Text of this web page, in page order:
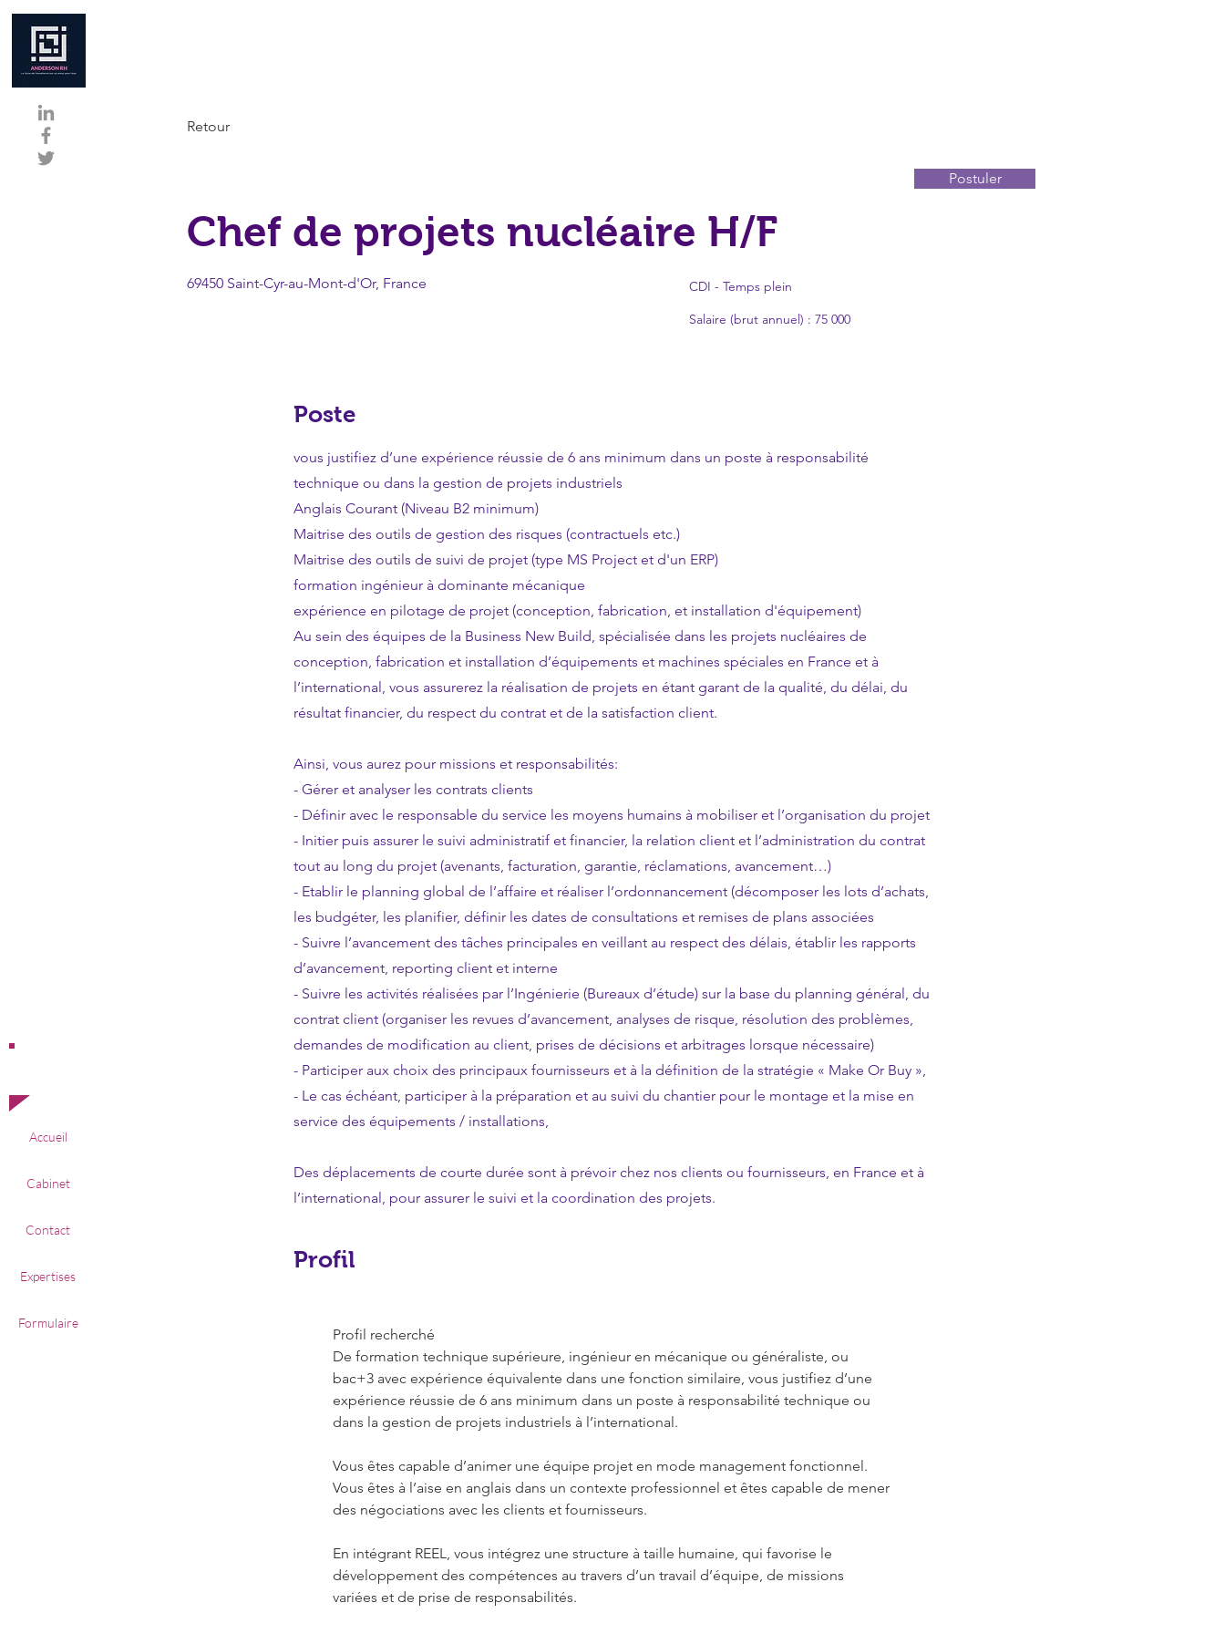
Accueil
Cabinet
Contact
Expertises
Formulaire
Retour
Chef de projets nucléaire H/F
69450 Saint-Cyr-au-Mont-d'Or, France CDI - Temps plein
Postuler
Salaire (brut annuel) : 75 000
Poste
vous justifiez d’une expérience réussie de 6 ans minimum dans un poste à responsabilité
technique ou dans la gestion de projets industriels
Anglais Courant (Niveau B2 minimum)
Maitrise des outils de gestion des risques (contractuels etc.)
Maitrise des outils de suivi de projet (type MS Project et d'un ERP)
formation ingénieur à dominante mécanique
expérience en pilotage de projet (conception, fabrication, et installation d'équipement)
Au sein des équipes de la Business New Build, spécialisée dans les projets nucléaires de
conception, fabrication et installation d’équipements et machines spéciales en France et à
l’international, vous assurerez la réalisation de projets en étant garant de la qualité, du délai, du
résultat financier, du respect du contrat et de la satisfaction client.
Ainsi, vous aurez pour missions et responsabilités:
- Gérer et analyser les contrats clients
- Définir avec le responsable du service les moyens humains à mobiliser et l’organisation du projet
- Initier puis assurer le suivi administratif et financier, la relation client et l’administration du contrat
tout au long du projet (avenants, facturation, garantie, réclamations, avancement…)
- Etablir le planning global de l’affaire et réaliser l’ordonnancement (décomposer les lots d’achats,
les budgéter, les planifier, définir les dates de consultations et remises de plans associées
- Suivre l’avancement des tâches principales en veillant au respect des délais, établir les rapports
d’avancement, reporting client et interne
- Suivre les activités réalisées par l’Ingénierie (Bureaux d’étude) sur la base du planning général, du
contrat client (organiser les revues d’avancement, analyses de risque, résolution des problèmes,
demandes de modification au client, prises de décisions et arbitrages lorsque nécessaire)
- Participer aux choix des principaux fournisseurs et à la définition de la stratégie « Make Or Buy »,
- Le cas échéant, participer à la préparation et au suivi du chantier pour le montage et la mise en
service des équipements / installations,
Des déplacements de courte durée sont à prévoir chez nos clients ou fournisseurs, en France et à
l’international, pour assurer le suivi et la coordination des projets.
Profil
Profil recherché
De formation technique supérieure, ingénieur en mécanique ou généraliste, ou
bac+3 avec expérience équivalente dans une fonction similaire, vous justifiez d’une
expérience réussie de 6 ans minimum dans un poste à responsabilité technique ou
dans la gestion de projets industriels à l’international.
Vous êtes capable d’animer une équipe projet en mode management fonctionnel.
Vous êtes à l’aise en anglais dans un contexte professionnel et êtes capable de mener
des négociations avec les clients et fournisseurs.
En intégrant REEL, vous intégrez une structure à taille humaine, qui favorise le
développement des compétences au travers d’un travail d’équipe, de missions
variées et de prise de responsabilités.